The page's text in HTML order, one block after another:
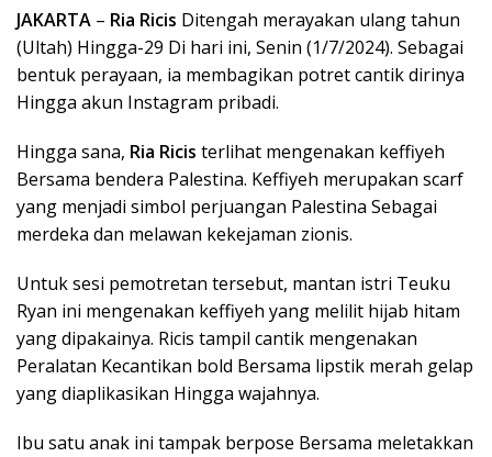
JAKARTA – Ria Ricis Ditengah merayakan ulang tahun
(Ultah) Hingga-29 Di hari ini, Senin (1/7/2024). Sebagai
bentuk perayaan, ia membagikan potret cantik dirinya
Hingga akun Instagram pribadi.
Hingga sana, Ria Ricis terlihat mengenakan keffiyeh
Bersama bendera Palestina. Keffiyeh merupakan scarf
yang menjadi simbol perjuangan Palestina Sebagai
merdeka dan melawan kekejaman zionis.
Untuk sesi pemotretan tersebut, mantan istri Teuku
Ryan ini mengenakan keffiyeh yang melilit hijab hitam
yang dipakainya. Ricis tampil cantik mengenakan
Peralatan Kecantikan bold Bersama lipstik merah gelap
yang diaplikasikan Hingga wajahnya.
Ibu satu anak ini tampak berpose Bersama meletakkan